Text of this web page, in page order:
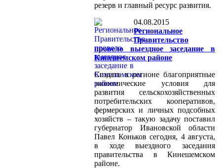
резерв и главный ресурс развития.
04.08.2015
Региональное
Правительство
провело выездное заседание в
Кинешемском районе
Создать в регионе благоприятные
экономические условия для
развития сельскохозяйственных
потребительских кооперативов,
фермерских и личных подсобных
хозяйств – такую задачу поставил
губернатор Ивановской области
Павел Коньков сегодня, 4 августа,
в ходе выездного заседания
правительства в Кинешемском
районе.